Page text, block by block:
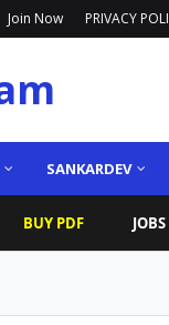
Join Now PRIVACY
SANKARDEV
BUY PDF